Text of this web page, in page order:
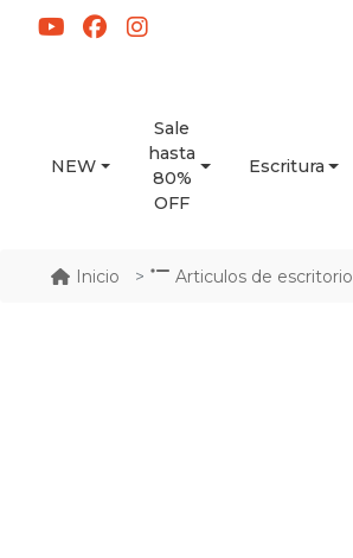
NEW
Sale
hasta
80%
OFF
Escritura
Inicio Articulos de escritorio